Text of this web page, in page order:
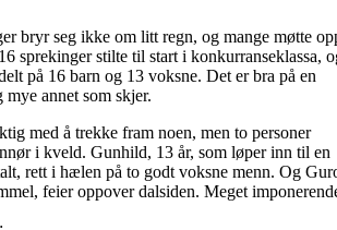
bryr seg ikke om litt regn, og mange møtte
sprekinger stilte til start i konkurranseklassa,
på 16 barn og 13 voksne. Det er bra på en
annet som skjer.
med å trekke fram noen, men to personer
i kveld. Gunhild, 13 år, som løper inn til en
rett i hælen på to godt voksne menn. Og
feier oppover dalsiden. Meget